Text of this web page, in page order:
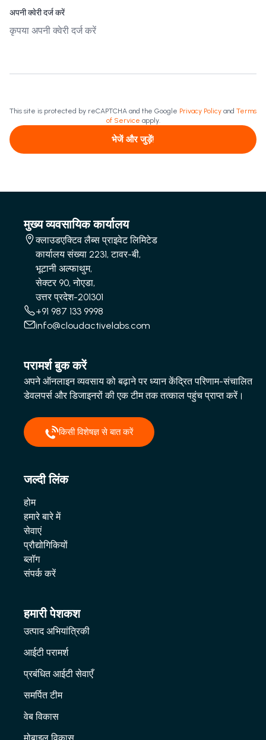
अपनी क्वेरी दर्ज करें
This site is protected by reCAPTCHA and the Google Privacy Policy and Terms
of Service apply.
भेजें और जुड़ें!
मुख्य व्यवसायिक कार्यालय
क्लाउडएक्टिव लैब्स प्राइवेट लिमिटेड
कार्यालय संख्या 2231, टावर-बी,
भूटानी अल्फाथुम,
सेक्टर 90, नोएडा,
उत्तर प्रदेश-201301
+91 987 133 9998
info@cloudactivelabs.com
परामर्श बुक करें
अपने ऑनलाइन व्यवसाय को बढ़ाने पर ध्यान केंद्रित परिणाम-संचालित
डेवलपर्स और डिजाइनरों की एक टीम तक तत्काल पहुंच प्राप्त करें।
किसी विशेषज्ञ से बात करें
जल्दी लिंक
होम
हमारे बारे में
सेवाएं
प्रौद्योगिकियों
ब्लॉग
संपर्क करें
हमारी पेशकश
उत्पाद अभियांत्रिकी
आईटी परामर्श
प्रबंधित आईटी सेवाएँ
समर्पित टीम
वेब विकास